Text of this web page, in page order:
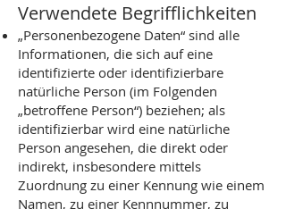
Verwendete Begrifflichkeiten
„Personenbezogene Daten“ sind alle
Informationen, die sich auf eine
identifizierte oder identifizierbare
natürliche Person (im Folgenden
„betroffene Person“) beziehen; als
identifizierbar wird eine natürliche
Person angesehen, die direkt oder
indirekt, insbesondere mittels
Zuordnung zu einer Kennung wie einem
Namen, zu einer Kennnummer, zu